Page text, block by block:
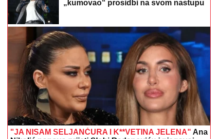
„kumovao“ prosidbi na svom nastupu
"JA NISAM SELJANČURA I K**VETINA JELENA" Ana